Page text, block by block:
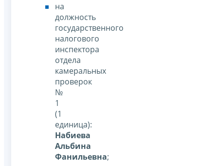
на
должность
государственного
налогового
инспектора
отдела
камеральных
проверок
№
1
(1
единица):
Набиева
Альбина
Фанильевна;